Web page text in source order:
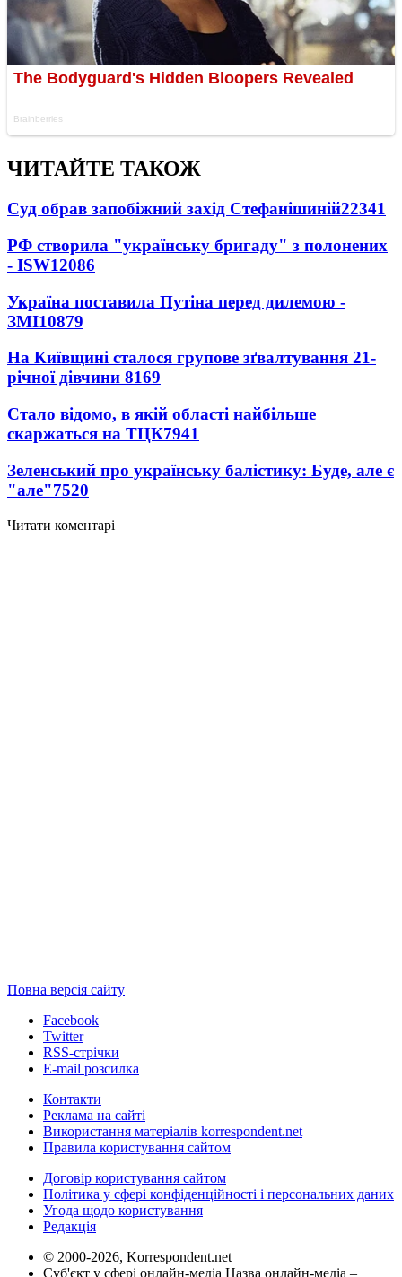
ЧИТАЙТЕ ТАКОЖ
Суд обрав запобіжний захід Стефанішиній22341
РФ створила "українську бригаду" з полонених
- ISW12086
Україна поставила Путіна перед дилемою -
ЗМІ10879
На Київщині сталося групове зґвалтування 21-
річної дівчини 8169
Стало відомо, в якій області найбільше
скаржаться на ТЦК7941
Зеленський про українську балістику: Буде, але є
"але"7520
Читати коментарі
Повна версія сайту
Facebook
Twitter
RSS-стрічки
E-mail розсилка
Контакти
Реклама на сайті
Використання матеріалів korrespondent.net
Правила користування сайтом
Договір користування сайтом
Політика у сфері конфіденційності і персональних даних
Угода щодо користування
Редакція
© 2000-2026, Korrespondent.net
Суб'єкт у сфері онлайн-медіа Назва онлайн-медіа –